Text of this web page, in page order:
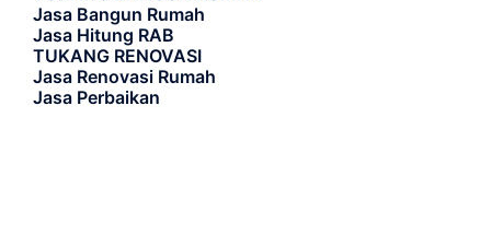
Jasa Bangun Rumah
Jasa Hitung RAB
TUKANG RENOVASI
Jasa Renovasi Rumah
Jasa Perbaikan